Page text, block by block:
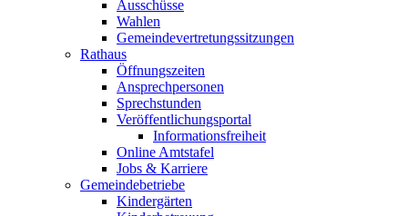
Ausschüsse
Wahlen
Gemeindevertretungssitzungen
Rathaus
Öffnungszeiten
Ansprechpersonen
Sprechstunden
Veröffentlichungsportal
Informationsfreiheit
Online Amtstafel
Jobs & Karriere
Gemeindebetriebe
Kindergärten